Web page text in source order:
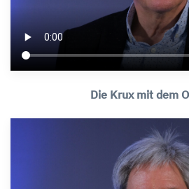
Die Krux mit dem